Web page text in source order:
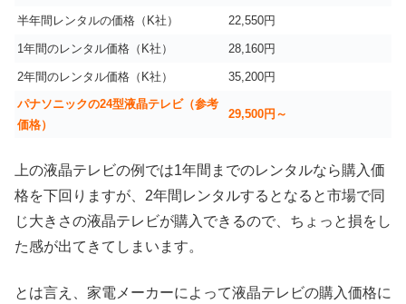
半年間レンタルの価格（K社） 22,550円
1年間のレンタル価格（K社） 28,160円
2年間のレンタル価格（K社）
35,200円
パナソニックの24型液晶テレビ（参考
価格）
29,500円～
上の液晶テレビの例では1年間までのレンタルなら購入価
格を下回りますが、2年間レンタルするとなると市場で同
じ大きさの液晶テレビが購入できるので、ちょっと損をし
た感が出てきてしまいます。
とは言え、家電メーカーによって液晶テレビの購入価格に